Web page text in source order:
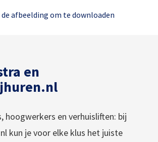
afbeelding om te downloaden
en
hoogwerkers en verhuisliften: bij
kun je voor elke klus het juiste